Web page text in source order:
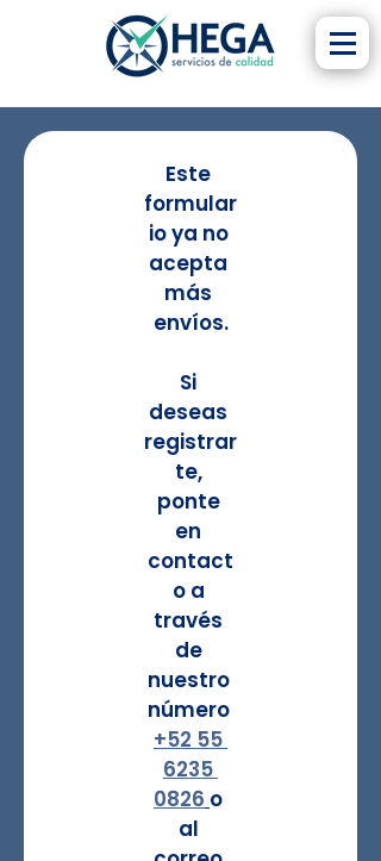
Este
formular
io ya no
acepta
más
envíos.
Si
deseas
registrar
te,
ponte
en
contact
o a
través
de
nuestro
número
+52 55
6235
0826 o
al